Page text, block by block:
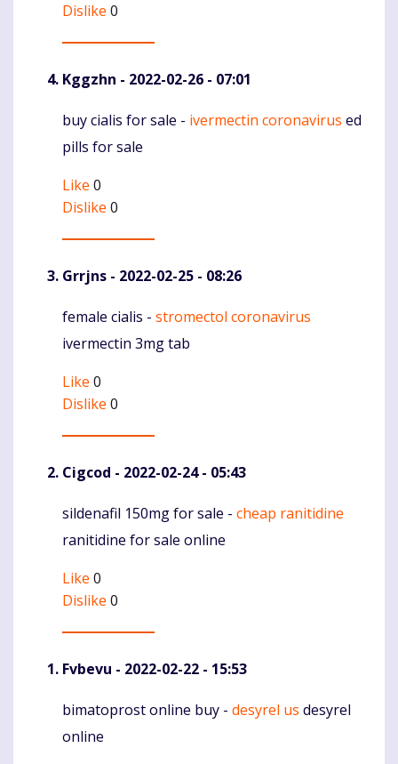
Dislike 0
Kggzhn - 2022-02-26 - 07:01
Komentaras
buy cialis for sale - ivermectin coronavirus ed
pills for sale
Like 0
Dislike 0
Grrjns - 2022-02-25 - 08:26
Komentaras
female cialis - stromectol coronavirus
ivermectin 3mg tab
Like 0
Dislike 0
Cigcod - 2022-02-24 - 05:43
Komentaras
sildenafil 150mg for sale - cheap ranitidine
ranitidine for sale online
Like 0
Dislike 0
Fvbevu - 2022-02-22 - 15:53
Komentaras
bimatoprost online buy - desyrel us desyrel
online